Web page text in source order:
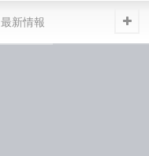
最新情報